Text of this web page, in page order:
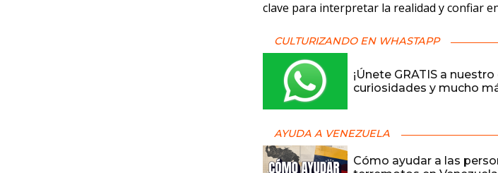
clave para interpretar la realidad y confiar
CULTURIZANDO EN WHASTAPP
¡Únete GRATIS a
curiosidades y mucho
AYUDA A VENEZUELA
Cómo ayudar a las